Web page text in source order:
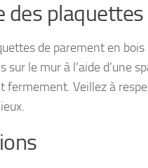
des plaquettes
de parement en
sur le mur à l’aide d’une
fermement. Veillez à